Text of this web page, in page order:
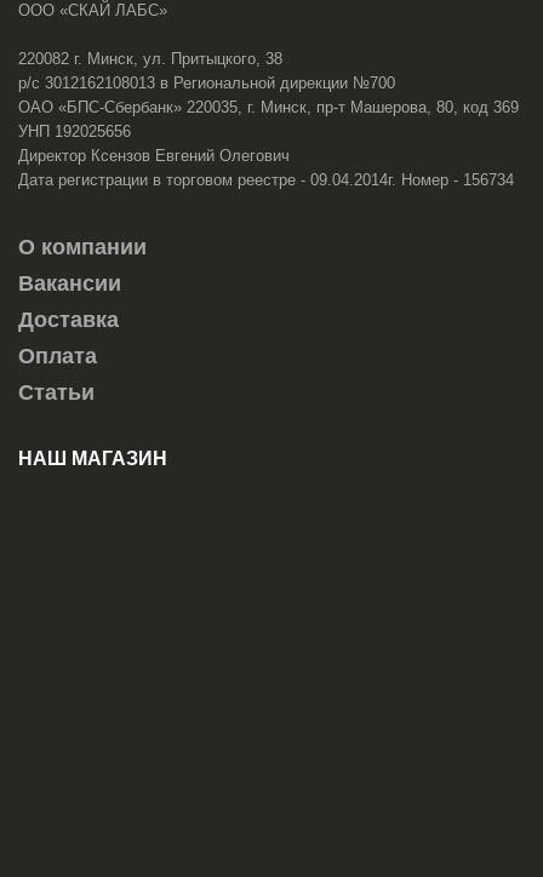
ООО «СКАЙ ЛАБС»
220082 г. Минск, ул. Притыцкого, 38
р/с 3012162108013 в Региональной дирекции №700
ОАО «БПС-Сбербанк» 220035, г. Минск, пр-т Машерова, 80, код 369
УНП 192025656
Директор Ксензов Евгений Олегович
Дата регистрации в торговом реестре - 09.04.2014г. Номер - 156734
О компании
Вакансии
Доставка
Оплата
Статьи
НАШ МАГАЗИН